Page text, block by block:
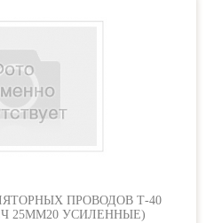
ПРОВОДОВ Т-40
25ММ20 УСИЛЕННЫЕ)